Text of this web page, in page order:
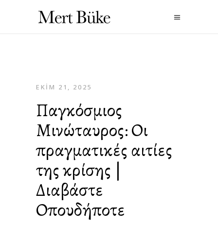
EKIM 21, 2025
Παγκόσμιος
Μινώταυρος: Οι
πραγματικές αιτίες
της κρίσης |
Διαβάστε
Οπουδήποτε